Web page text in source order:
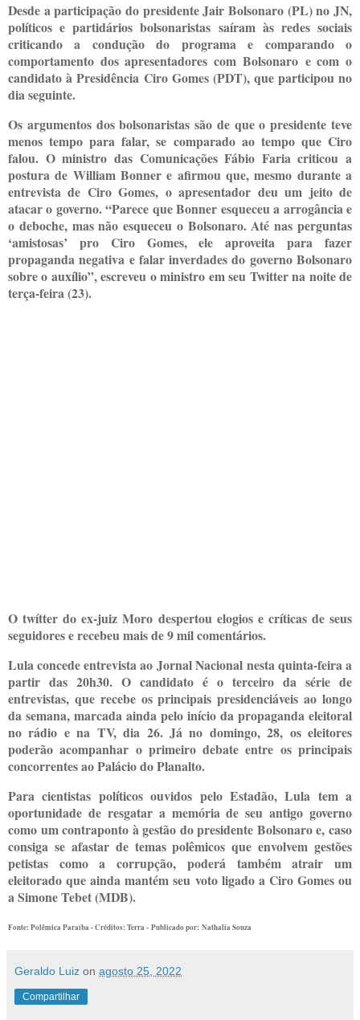
Desde a participação do presidente Jair Bolsonaro (PL) no JN,
políticos e partidários bolsonaristas saíram às redes sociais
criticando a condução do programa e comparando o
comportamento dos apresentadores com Bolsonaro e com o
candidato à Presidência Ciro Gomes (PDT), que participou no
dia seguinte.
Os argumentos dos bolsonaristas são de que o presidente teve
menos tempo para falar, se comparado ao tempo que Ciro
falou. O ministro das Comunicações Fábio Faria criticou a
postura de William Bonner e afirmou que, mesmo durante a
entrevista de Ciro Gomes, o apresentador deu um jeito de
atacar o governo. “Parece que Bonner esqueceu a arrogância e
o deboche, mas não esqueceu o Bolsonaro. Até nas perguntas
‘amistosas’ pro Ciro Gomes, ele aproveita para fazer
propaganda negativa e falar inverdades do governo Bolsonaro
sobre o auxílio”, escreveu o ministro em seu Twitter na noite de
terça-feira (23).
O twítter do ex-juiz Moro despertou elogios e críticas de seus
seguidores e recebeu mais de 9 mil comentários.
Lula concede entrevista ao Jornal Nacional nesta quinta-feira a
partir das 20h30. O candidato é o terceiro da série de
entrevistas, que recebe os principais presidenciáveis ao longo
da semana, marcada ainda pelo início da propaganda eleitoral
no rádio e na TV, dia 26. Já no domingo, 28, os eleitores
poderão acompanhar o primeiro debate entre os principais
concorrentes ao Palácio do Planalto.
Para cientistas políticos ouvidos pelo Estadão, Lula tem a
oportunidade de resgatar a memória de seu antigo governo
como um contraponto à gestão do presidente Bolsonaro e, caso
consiga se afastar de temas polêmicos que envolvem gestões
petistas como a corrupção, poderá também atrair um
eleitorado que ainda mantém seu voto ligado a Ciro Gomes ou
a Simone Tebet (MDB).
Fonte: Polêmica Paraíba - Créditos: Terra - Publicado por: Nathalia Souza
Geraldo Luiz on agosto 25, 2022
Compartilhar